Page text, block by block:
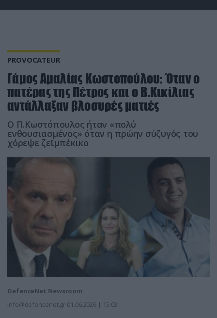
PROVOCATEUR
Γάμος Αμαλίας Κωστοπούλου: Όταν ο
πατέρας της Πέτρος και ο Β.Κικίλιας
αντάλλαξαν βλοσυρές ματιές
Ο Π.Κωστόπουλος ήταν «πολύ
ενθουσιασμένος» όταν η πρώην σύζυγός του
χόρεψε ζεϊμπέκικο
DefenceNet Newsroom
info@defencenet.gr 01.06.2026 | 15:03